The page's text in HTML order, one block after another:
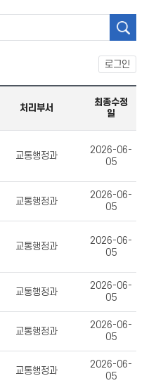
로그인
처리부서
최종수정
일
교통행정과
2026-06-
05
교통행정과
2026-06-
05
교통행정과
2026-06-
05
교통행정과
2026-06-
05
교통행정과
2026-06-
05
교통행정과
2026-06-
05